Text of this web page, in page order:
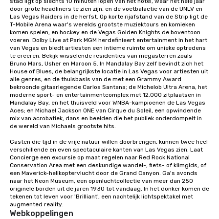
door grote headliners te zien zijn, en de voetbalactie van de UNLV en
Las Vegas Raiders in de herfst. Op korte rijafstand van de Strip ligt de
T-Mobile Arena waar's werelds grootste muziektours en komieken
komen spelen, en hockey en de Vegas Golden Knights de boventoon
voeren. Dolby Live at Park MGM herdefinieert entertainment in het hart
van Vegas en biedt artiesten een intieme ruimte om unieke optredens
te creëren. Bekijk wisselende residenties van megasterren zoals
Bruno Mars, Usher en Maroon 5. In Mandalay Bay zelf bevindt zich het
House of Blues, de belangrijkste locatie in Las Vegas voor artiesten uit
alle genres, en de thuisbasis van de met een Grammy Award
bekroonde gitaarlegende Carlos Santana; de Michelob Ultra Arena, het
moderne sport- en entertainmentcomplex met 12.000 zitplaatsen in
Mandalay Bay, en het thuisveld voor WNBA-kampioenen de Las Vegas
Aces; en Michael Jackson ONE van Cirque du Soleil, een opwindende
mix van acrobatiek, dans en beelden die het publiek onderdompelt in
de wereld van Michaels grootste hits.
Gasten die tijd in de vrije natuur willen doorbrengen, kunnen twee heel
verschillende en even spectaculaire kanten van Las Vegas zien. Laat
Concierge een excursie op maat regelen naar Red Rock National
Conservation Area met een deskundige wandel-, fiets- of klimgids, of
een Maverick-helikoptervlucht door de Grand Canyon. Ga's avonds
naar het Neon Museum, een openluchtcollectie van meer dan 250
originele borden uit de jaren 1930 tot vandaag. In het donker komen de
tekenen tot leven voor 'Brilliant', een nachtelijk lichtspektakel met
augmented reality.
Webkoppelingen